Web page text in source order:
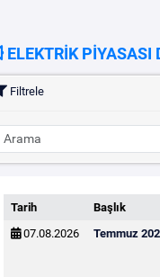
ELEKTRİK PİYASASI
Filtrele
Tarih Başlık
07.08.2026
Temmuz